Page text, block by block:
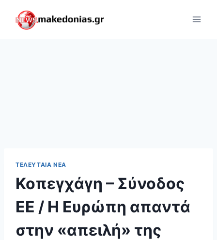
content
ΤΕΛΕΥΤΑΊΑ ΝΈΑ
Κοπεγχάγη – Σύνοδος
ΕΕ / Η Ευρώπη απαντά
στην «απειλή» της